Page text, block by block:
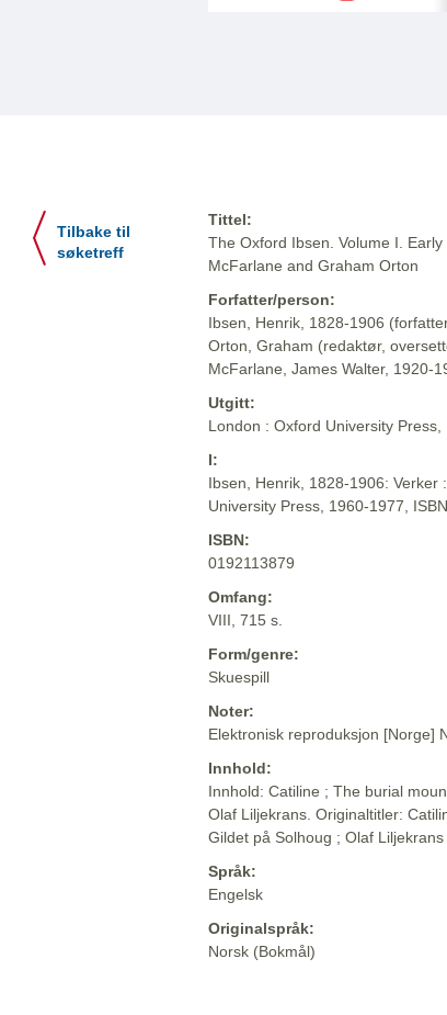
Tilbake til
søketreff
Tittel:
The Oxford Ibsen. Volume I.
McFarlane and Graham Orton
Forfatter/person:
Ibsen, Henrik, 1828-1906
Orton, Graham (redaktør,
McFarlane, James Walter, 1920-
Utgitt:
London : Oxford University Press,
I:
Ibsen, Henrik, 1828-1906:
University Press, 1960-1977,
ISBN:
0192113879
Omfang:
VIII, 715 s.
Form/genre:
Skuespill
Noter:
Elektronisk reproduksjon [Norge]
Innhold:
Innhold: Catiline ; The burial
Olaf Liljekrans. Originaltitler:
Gildet på Solhoug ; Olaf Liljekrans
Språk:
Engelsk
Originalspråk:
Norsk (Bokmål)